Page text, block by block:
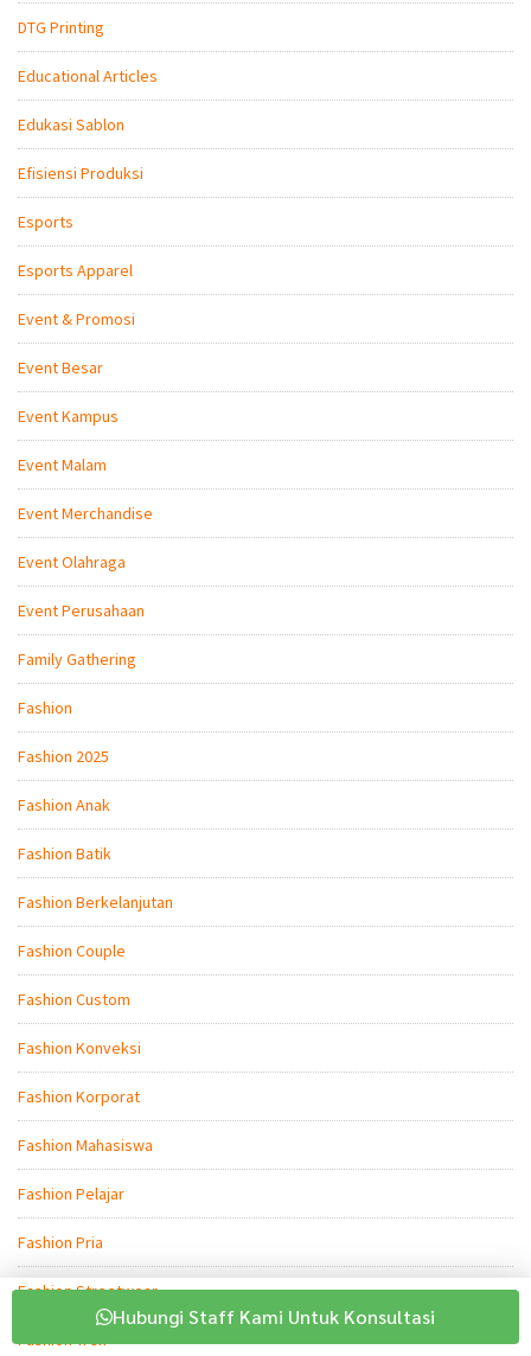
DTG Printing
Educational Articles
Edukasi Sablon
Efisiensi Produksi
Esports
Esports Apparel
Event & Promosi
Event Besar
Event Kampus
Event Malam
Event Merchandise
Event Olahraga
Event Perusahaan
Family Gathering
Fashion
Fashion 2025
Fashion Anak
Fashion Batik
Fashion Berkelanjutan
Fashion Couple
Fashion Custom
Fashion Konveksi
Fashion Korporat
Fashion Mahasiswa
Fashion Pelajar
Fashion Pria
Fashion Streetwear
Fashion Tren
Hubungi Staff Kami Untuk Konsultasi